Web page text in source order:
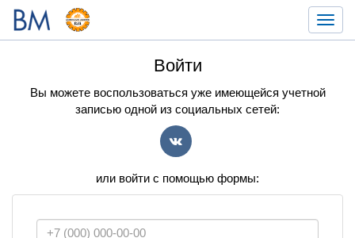
Войти
Вы можете воспользоваться уже имеющейся учетной
записью одной из социальных сетей:
или войти с помощью формы: